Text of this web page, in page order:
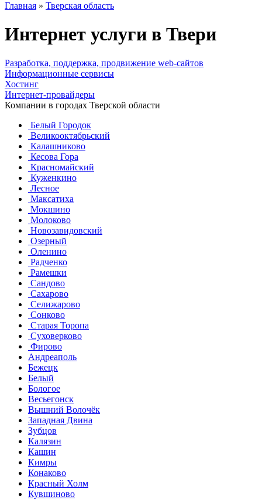
Главная » Тверская область
Интернет услуги в Твери
Разработка, поддержка, продвижение web-сайтов
Информационные сервисы
Хостинг
Интернет-провайдеры
Компании в городах Тверской области
Белый Городок
Великооктябрьский
Калашниково
Кесова Гора
Красномайский
Куженкино
Лесное
Максатиха
Мокшино
Молоково
Новозавидовский
Озерный
Оленино
Радченко
Рамешки
Сандово
Сахарово
Селижарово
Сонково
Старая Торопа
Суховерково
Фирово
Андреаполь
Бежецк
Белый
Бологое
Весьегонск
Вышний Волочёк
Западная Двина
Зубцов
Калязин
Кашин
Кимры
Конаково
Красный Холм
Кувшиново